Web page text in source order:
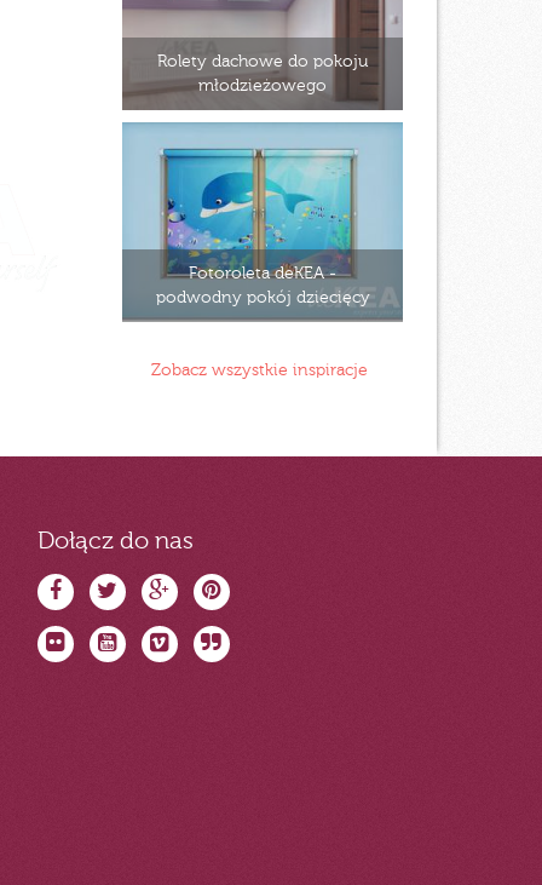
Rolety dachowe do pokoju
młodzieżowego
Fotoroleta deKEA -
podwodny pokój dziecięcy
Zobacz wszystkie inspiracje
Dołącz do nas